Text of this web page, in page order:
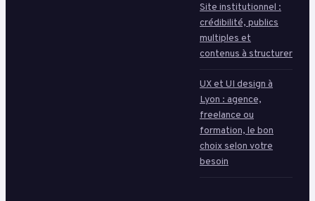
Site institutionnel :
crédibilité, publics
multiples et
contenus à structurer
UX et UI design à
Lyon : agence,
freelance ou
formation, le bon
choix selon votre
besoin